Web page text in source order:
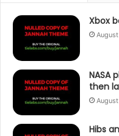
Xbox
NASA
then
Hibs